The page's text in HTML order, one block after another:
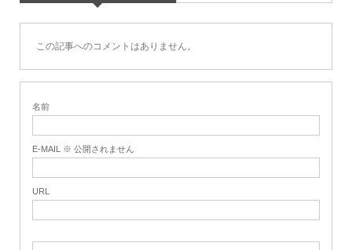
この記事へのコメントはありません。
名前
E-MAIL ※ 公開されません
URL